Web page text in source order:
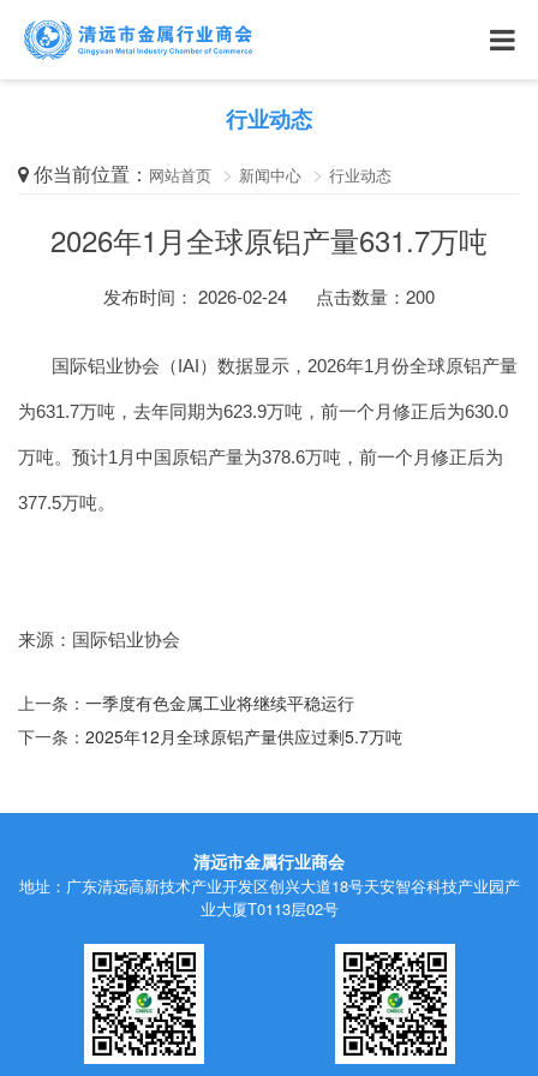
行业动态
你当前位置： 网站首页 新闻中心 行业动态
2026年1月全球原铝产量631.7万吨
发布时间： 2026-02-24 点击数量： 200
国际铝业协会（IAI）数据显示，2026年1月份全球原铝产量
为631.7万吨，去年同期为623.9万吨，前一个月修正后为630.0
万吨。预计1月中国原铝产量为378.6万吨，前一个月修正后为
377.5万吨。
来源：国际铝业协会
上一条： 一季度有色金属工业将继续平稳运行
下一条： 2025年12月全球原铝产量供应过剩5.7万吨
清远市金属行业商会
地址：广东清远高新技术产业开发区创兴大道18号天安智谷科技产业园产
业大厦T0113层02号